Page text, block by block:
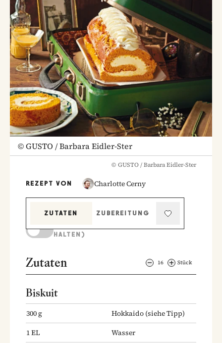
©GUSTO / Barbara Eidler-Ster
© GUSTO / Barbara Eidler-Ster
REZEPT VON Charlotte Cerny
ZUTATEN
ZUBEREITUNG
HALTEN)
Zutaten 16 Stück
Biskuit
300g Hokkaido (siehe Tipp)
1EL
Wasser